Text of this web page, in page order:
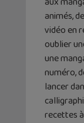
animés,
vidéo en
oublier
une
numéro,
lancer
recettes